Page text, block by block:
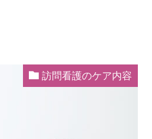
訪問看護のケア内容